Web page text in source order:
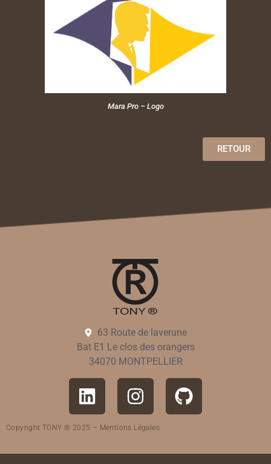
Mara Pro – Logo
RETOUR
63 Route de laverune
Bat E1 Le clos des orangers
34070 MONTPELLIER
Copyright TONY ® 2025 – Mentions Légales